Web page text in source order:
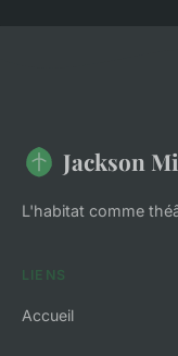
Jackson
L'habitat comme
LIENS
Accueil